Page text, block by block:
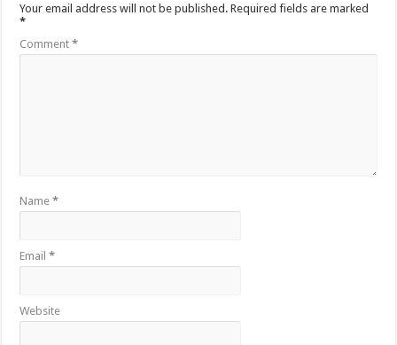
Your email address will not be published. Required fields are marked
*
Comment*
Name*
Email*
Website